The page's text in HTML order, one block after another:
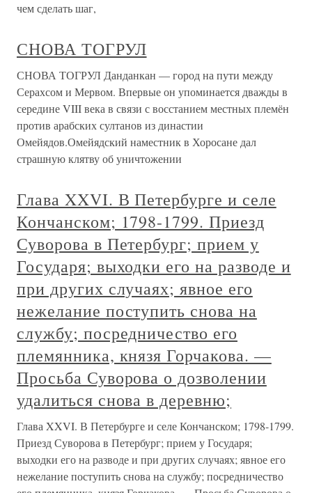
чем сделать шаг,
СНОВА ТОГРУЛ
СНОВА ТОГРУЛ Данданкан — город на пути между
Серахсом и Мервом. Впервые он упоминается дважды в
середине VIII века в связи с восстанием местных племён
против арабских султанов из династии
Омейядов.Омейядский наместник в Хоросане дал
страшную клятву об уничтожении
Глава XXVI. В Петербурге и селе
Кончанском; 1798-1799. Приезд
Суворова в Петербург; прием у
Государя; выходки его на разводе и
при других случаях; явное его
нежелание поступить снова на
службу; посредничество его
племянника, князя Горчакова. —
Просьба Суворова о дозволении
удалиться снова в деревню;
Глава XXVI. В Петербурге и селе Кончанском; 1798-1799.
Приезд Суворова в Петербург; прием у Государя;
выходки его на разводе и при других случаях; явное его
нежелание поступить снова на службу; посредничество